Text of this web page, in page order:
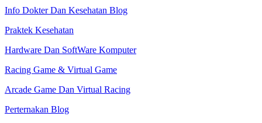
Info Dokter Dan Kesehatan Blog
Praktek Kesehatan
Hardware Dan SoftWare Komputer
Racing Game & Virtual Game
Arcade Game Dan Virtual Racing
Perternakan Blog